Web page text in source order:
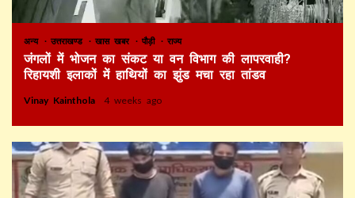
अन्य उत्तराखण्ड खास खबर पौड़ी राज्य
जंगलों में भोजन का संकट या वन विभाग की लापरवाही?
रिहायशी इलाकों में हाथियों का झुंड मचा रहा तांडव
Vinay Kainthola 4 weeks ago